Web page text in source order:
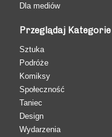
Dla mediów
Przeglądaj Kategorie
Sztuka
Podróże
Komiksy
Społeczność
Taniec
Design
Wydarzenia